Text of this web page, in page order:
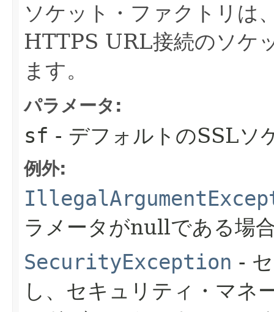
ソケット・ファクトリは
HTTPS URL接続のソケ
ます。
パラメータ:
sf - デフォルトのSSLソ
例外:
ラメータがnullである場
SecurityException -
し、セキュリティ・マネ